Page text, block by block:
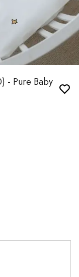
- Pure Baby